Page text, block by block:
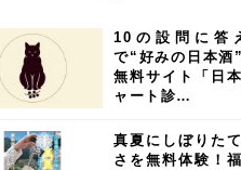
奈良県 滋賀県 7 和
6 フランス 6 高知県 5
4 アメリカ 4 神奈川県 4
10の設問に答
で“好みの日本酒
無料サイト「日
ャート診…
真夏にしぼりた
さを無料体験！